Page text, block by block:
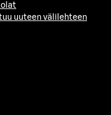
uuteen välilehteen